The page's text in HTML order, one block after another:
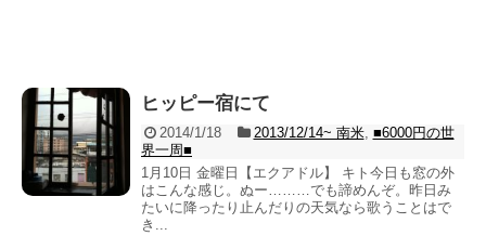
ヒッピー宿にて
2014/1/18 2013/12/14~ 南米, ■6000円の世
界一周■
1月10日 金曜日【エクアドル】 キト今日も窓の外
はこんな感じ。ぬー………でも諦めんぞ。昨日み
たいに降ったり止んだりの天気なら歌うことはで
き...